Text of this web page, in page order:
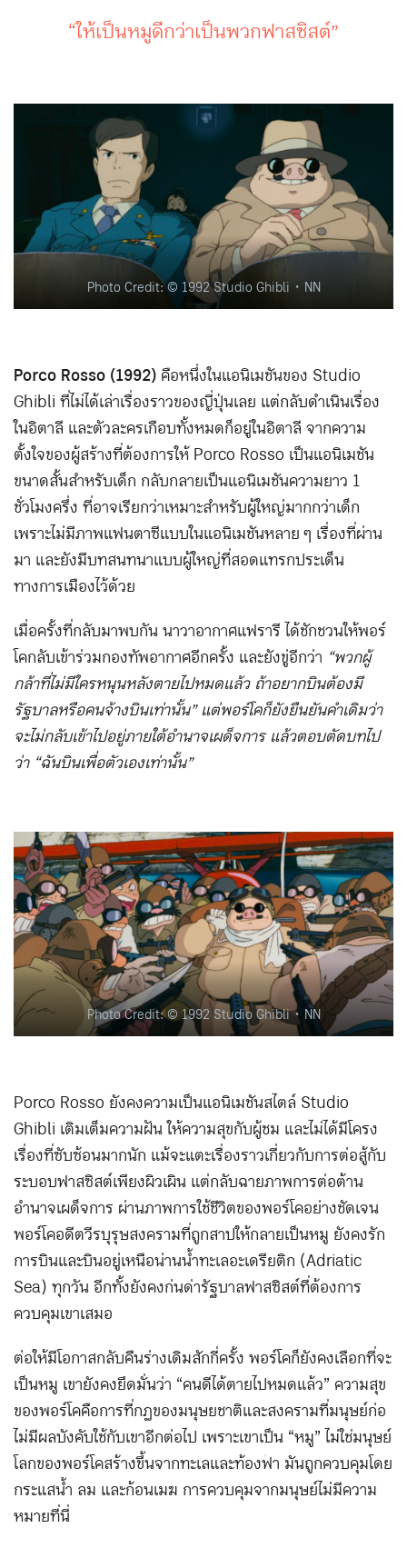
“ให้เป็นหมูดีกว่าเป็นพวกฟาสซิสต์”
Photo Credit: © 1992 Studio Ghibli・NN
Porco Rosso (1992)คือหนึ่งในแอนิเมชันของ Studio
Ghibli ที่ไม่ได้เล่าเรื่องราวของญี่ปุ่นเลย แต่กลับดำเนินเรื่อง
ในอิตาลี และตัวละครเกือบทั้งหมดก็อยู่ในอิตาลี จากความ
ตั้งใจของผู้สร้างที่ต้องการให้ Porco Rosso เป็นแอนิเมชัน
ขนาดสั้นสำหรับเด็ก กลับกลายเป็นแอนิเมชันความยาว 1
ชั่วโมงครึ่ง ที่อาจเรียกว่าเหมาะสำหรับผู้ใหญ่มากกว่าเด็ก
เพราะไม่มีภาพแฟนตาซีแบบในแอนิเมชันหลาย ๆ เรื่องที่ผ่าน
มา และยังมีบทสนทนาแบบผู้ใหญ่ที่สอดแทรกประเด็น
ทางการเมืองไว้ด้วย
เมื่อครั้งที่กลับมาพบกัน นาวาอากาศแฟรารี ได้ชักชวนให้พอร์
โคกลับเข้าร่วมกองทัพอากาศอีกครั้ง และยังขู่อีกว่า “พวกผู้
กล้าที่ไม่มีใครหนุนหลังตายไปหมดแล้ว ถ้าอยากบินต้องมี
รัฐบาลหรือคนจ้างบินเท่านั้น” แต่พอร์โคก็ยังยืนยันคำเดิมว่า
จะไม่กลับเข้าไปอยู่ภายใต้อำนาจเผด็จการ แล้วตอบตัดบทไป
ว่า “ฉันบินเพื่อตัวเองเท่านั้น”
Photo Credit: © 1992 Studio Ghibli・NN
Porco Rosso ยังคงความเป็นแอนิเมชันสไตล์ Studio
Ghibli เติมเต็มความฝัน ให้ความสุขกับผู้ชม และไม่ได้มีโครง
เรื่องที่ซับซ้อนมากนัก แม้จะแตะเรื่องราวเกี่ยวกับการต่อสู้กับ
ระบอบฟาสซิสต์เพียงผิวเผิน แต่กลับฉายภาพการต่อต้าน
อำนาจเผด็จการ ผ่านภาพการใช้ชีวิตของพอร์โคอย่างชัดเจน
พอร์โคอดีตวีรบุรุษสงครามที่ถูกสาปให้กลายเป็นหมู ยังคงรัก
การบินและบินอยู่เหนือน่านน้ำทะเลอะเดรียติก (Adriatic
Sea) ทุกวัน อีกทั้งยังคงก่นด่ารัฐบาลฟาสซิสต์ที่ต้องการ
ควบคุมเขาเสมอ
ต่อให้มีโอกาสกลับคืนร่างเดิมสักกี่ครั้ง พอร์โคก็ยังคงเลือกที่จะ
เป็นหมู เขายังคงยึดมั่นว่า “คนดีได้ตายไปหมดแล้ว” ความสุข
ของพอร์โคคือการที่กฎของมนุษยชาติและสงครามที่มนุษย์ก่อ
ไม่มีผลบังคับใช้กับเขาอีกต่อไป เพราะเขาเป็น “หมู” ไม่ใช่มนุษย์
โลกของพอร์โคสร้างขึ้นจากทะเลและท้องฟ้า มันถูกควบคุมโดย
กระแสน้ำ ลม และก้อนเมฆ การควบคุมจากมนุษย์ไม่มีความ
หมายที่นี่